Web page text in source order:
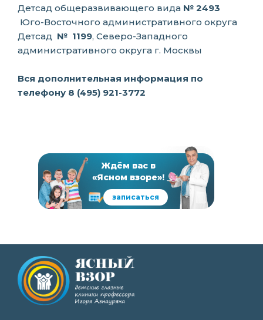
Детсад общеразвивающего вида № 2493
Юго-Восточного административного округа
Детсад № 1199, Северо-Западного
административного округа г. Москвы
Вся дополнительная информация по
телефону 8 (495) 921-3772
Ждём вас в
«Ясном взоре»!
записаться